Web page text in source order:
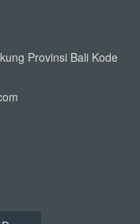
Provinsi Bali Kode